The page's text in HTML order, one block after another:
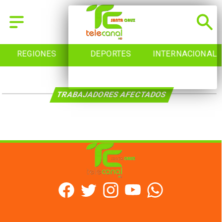
REGIONES DEPORTES INTERNACIONAL
TRABAJADORES AFECTADOS